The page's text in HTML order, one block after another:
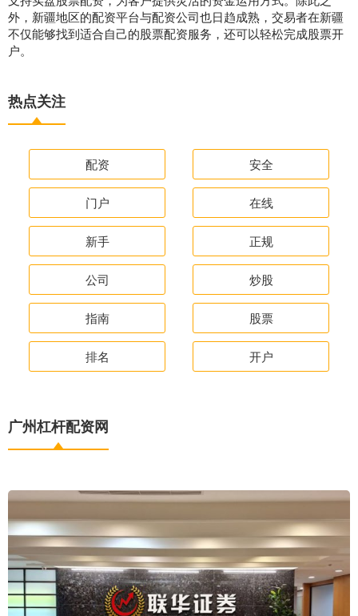
外，新疆地区的配资平台与配资公司也日趋成熟，交易者在新疆
不仅能够找到适合自己的股票配资服务，还可以轻松完成股票开
户。
热点关注
配资 安全
门户 在线
新手 正规
公司 炒股
指南 股票
排名 开户
广州杠杆配资网